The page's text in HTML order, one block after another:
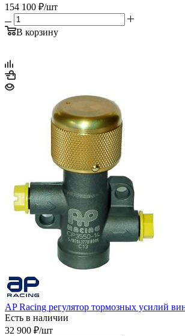
154 100 ₽/шт
В корзину
AP Racing регулятор тормозных усилий
Есть в наличии
32 900 ₽/шт